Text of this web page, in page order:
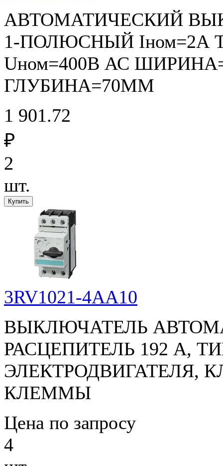
АВТОМАТИЧЕСКИЙ
1-ПОЛЮСНЫЙ Iном=2А
Uном=400В АС
ГЛУБИНА=70ММ
1 901.72
₽
2
шт.
3RV1021-4AA10
ВЫКЛЮЧАТЕЛЬ
РАСЦЕПИТЕЛЬ 192 A,
ЭЛЕКТРОДВИГАТЕЛЯ,
КЛЕММЫ
Цена по запросу
4